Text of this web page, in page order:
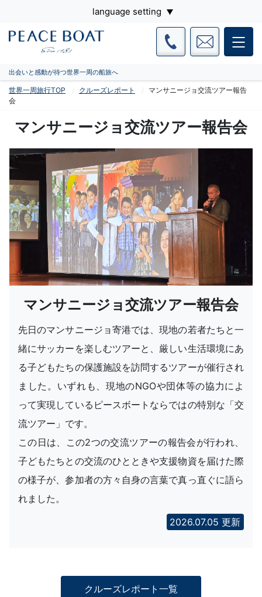
language setting
出会いと感動が待つ世界一周の船旅へ
世界一周旅行TOP クルーズレポート
マンサニージョ交流ツアー報告
会
マンサニージョ交流ツアー報告会
マンサニージョ交流ツアー報告会
先日のマンサニージョ寄港では、現地の若者たちと一
緒にサッカーを楽しむツアーと、厳しい生活環境にあ
る子どもたちの保護施設を訪問するツアーが催行され
ました。いずれも、現地のNGOや団体等の協力によ
って実現しているピースボートならではの特別な「交
流ツアー」です。
この日は、この2つの交流ツアーの報告会が行われ、
子どもたちとの交流のひとときや支援物資を届けた際
の様子が、参加者の方々自身の言葉で真っ直ぐに語ら
れました。
2026.07.05 更新
クルーズレポート一覧